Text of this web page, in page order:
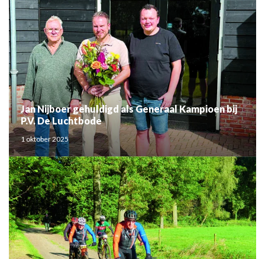
Jan Nijboer gehuldigd als Generaal Kampioen bij
P.V. De Luchtbode
1 oktober 2025